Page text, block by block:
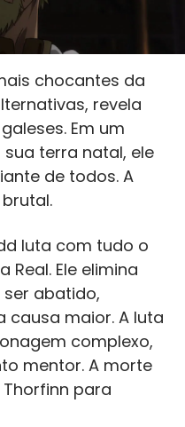
chocantes da
revela
Em um
terra natal, ele
de todos. A
luta com tudo o
Ele elimina
abatido,
maior. A luta
complexo,
mentor. A morte
para